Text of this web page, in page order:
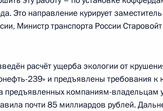
физической культуры и спорта
Приморского края Олегом Кожемяко
Это направление курирует
Министр транспорта России
расчёт ущерба экологии от
239» и предъявлены требования
компаниям-владельцам
почти 85 миллиардов рублей.